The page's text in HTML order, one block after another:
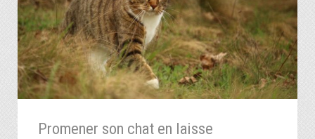
Promener son chat en laisse